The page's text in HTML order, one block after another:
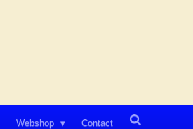
Webshop Contact